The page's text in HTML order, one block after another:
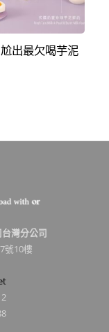
出最欠喝芋泥
灣分公司
號10樓